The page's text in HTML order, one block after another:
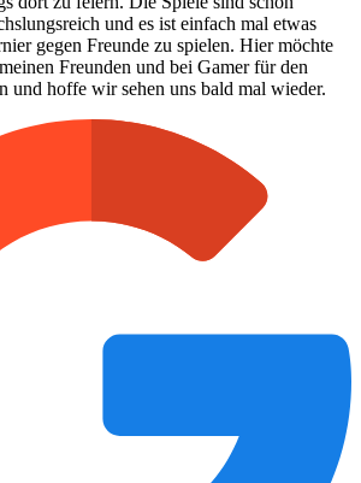
und es ist einfach mal etwas
gegen Freunde zu spielen. Hier möchte
Freunden und bei Gamer für den
und hoffe wir sehen uns bald mal wieder.